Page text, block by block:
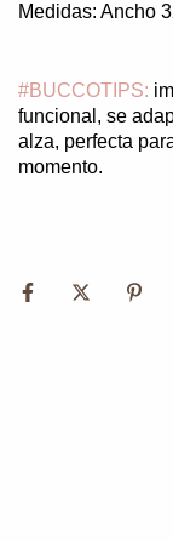
Medidas: Ancho
#BUCCOTIPS:
funcional, se
alza, perfecta
momento.